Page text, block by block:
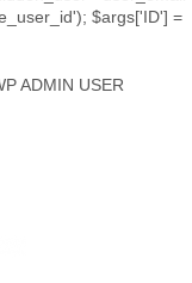
$args['ID'] =
ADMIN USER